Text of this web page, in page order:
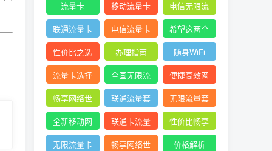
流量卡 移动流量卡
电信无限流
量卡
联通流量卡 电信流量卡
希望这两个
关键词能满
足您的需求
性价比之选 办理指南
随身WiFi
流量卡选择
全国无限流
量
便捷高效网
络体验
畅享网络世
界
联通流量套
餐
无限流量套
餐
全新移动网
络体验
联通卡流量
查询
性价比畅享
网络
无限流量卡
畅享网络世
价格解析